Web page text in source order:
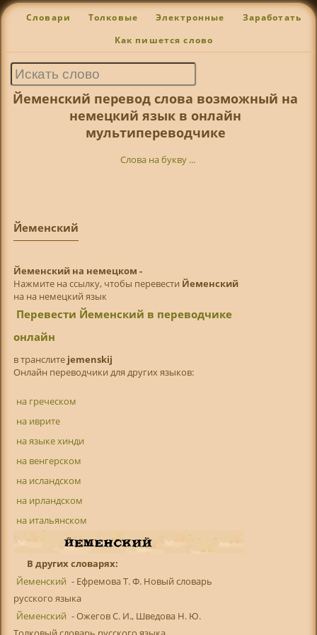
Словари Толковые Электронные Заработать
Как пишется слово
Йеменский перевод слова возможный на
немецкий язык в онлайн
мультипереводчике
Слова на букву ...
Йеменский
Йеменский на немецком -
Нажмите на ссылку, чтобы перевести Йеменский
на на немецкий язык
Перевести Йеменский в переводчике
онлайн
в транслитe jemenskij
Онлайн переводчики для других языков:
на греческом
на иврите
на языке хинди
на венгерском
на исландском
на ирландском
на итальянском
В других словарях:
Йеменский - Ефремова Т. Ф. Новый словарь
русского языка
Йеменский - Ожегов С. И., Шведова Н. Ю.